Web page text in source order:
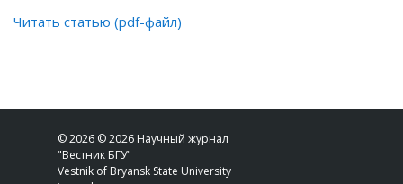
Читать статью (pdf-файл)
© 2026 © 2026 Научный журнал
"Вестник БГУ"
Vestnik of Bryansk State University